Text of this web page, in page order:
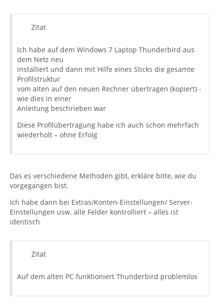
Zitat
Ich habe auf dem Windows 7 Laptop Thunderbird aus
dem Netz neu
installiert und dann mit Hilfe eines Sticks die gesamte
Profilstruktur
vom alten auf den neuen Rechner übertragen (kopiert) -
wie dies in einer
Anleitung beschrieben war
Diese Profilübertragung habe ich auch schon mehrfach
wiederholt – ohne Erfolg
Das es verschiedene Methoden gibt, erkläre bitte, wie du
vorgegangen bist.
Ich habe dann bei Extras/Konten-Einstellungen/ Server-
Einstellungen usw. alle Felder kontrolliert – alles ist
identisch
Zitat
Auf dem alten PC funktioniert Thunderbird problemlos